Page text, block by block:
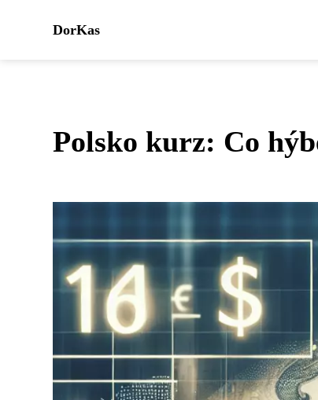
DorKas
Polsko kurz: Co